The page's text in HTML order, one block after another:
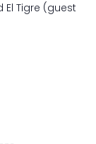
El Tigre (guest